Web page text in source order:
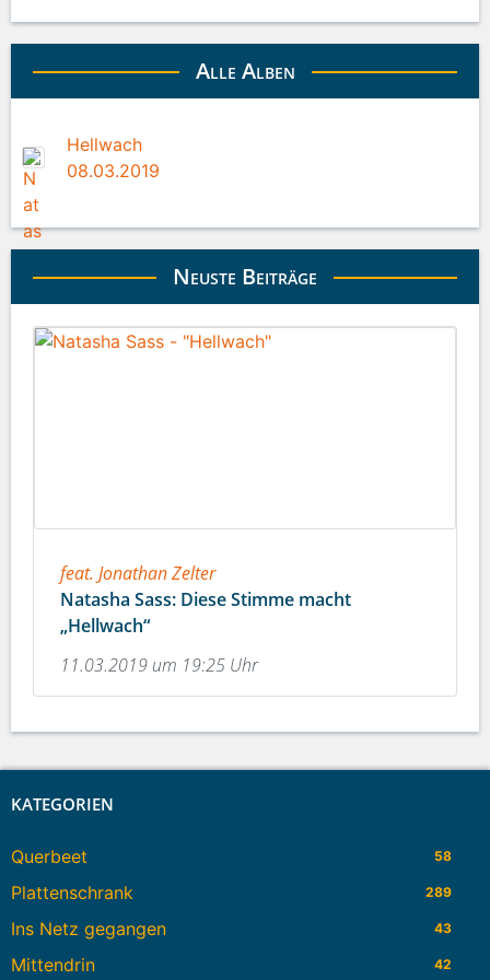
Alle Alben
Hellwach
08.03.2019
Neuste Beiträge
feat. Jonathan Zelter
Natasha Sass: Diese Stimme macht
„Hellwach“
11.03.2019 um 19:25 Uhr
KATEGORIEN
Querbeet 58
Plattenschrank 289
Ins Netz gegangen 43
Mittendrin 42